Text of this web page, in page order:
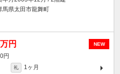
馬県太田市龍舞町
NEW
円
円
礼
1ヶ月